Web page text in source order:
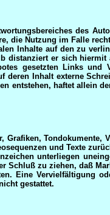
des
die Nutzung im Falle
Inhalte auf den zu
er sich
gesetzten Links
Inhalt externe
entstehen, haftet allein
und Texte
unterliegen
zu ziehen, daß
Vervielfältigung
gestattet.